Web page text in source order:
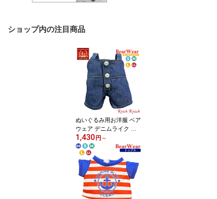
ショップ内の注目商品
ぬいぐるみ用お洋服 ベア
ウェア デニムライク オ
ーバーオール S / M / L / L
L 秋冬 衣装 コスチュー
ム 着せ替え ぬい服 ぬい
活 ぬい撮り 秋冬23 オー
ルインワン
1,430 円 ～